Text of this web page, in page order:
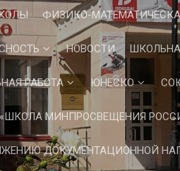
ФИЗИКО-
НОВОСТИ
РАБОТА ЮНЕСКО
МИНПРОСВЕЩЕНИЯ
ДОКУМЕНТАЦИОННОЙ